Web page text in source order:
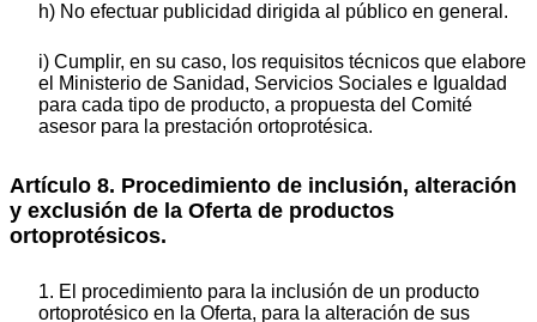
h) No efectuar publicidad dirigida al público en general.
i) Cumplir, en su caso, los requisitos técnicos que elabore
el Ministerio de Sanidad, Servicios Sociales e Igualdad
para cada tipo de producto, a propuesta del Comité
asesor para la prestación ortoprotésica.
Artículo 8. Procedimiento de inclusión, alteración
y exclusión de la Oferta de productos
ortoprotésicos.
1. El procedimiento para la inclusión de un producto
ortoprotésico en la Oferta, para la alteración de sus